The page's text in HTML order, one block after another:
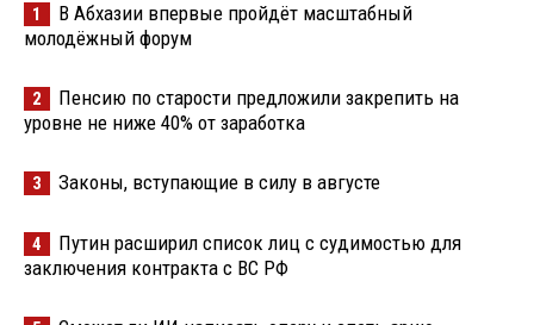
1
В Абхазии впервые пройдёт масштабный
молодёжный форум
2
Пенсию по старости предложили закрепить на
уровне не ниже 40% от заработка
3 Законы, вступающие в силу в августе
4
Путин расширил список лиц с судимостью для
заключения контракта с ВС РФ